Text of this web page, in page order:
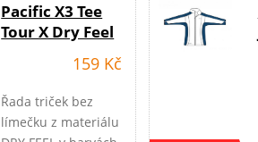
Pacific X3 Tee
Tour X Dry Feel
159 Kč
Řada triček bez
límečku z materiálu